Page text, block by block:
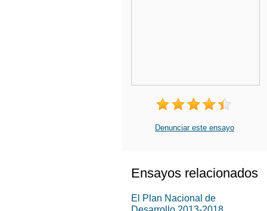
Denunciar este ensayo
Ensayos relacionados
El Plan Nacional de